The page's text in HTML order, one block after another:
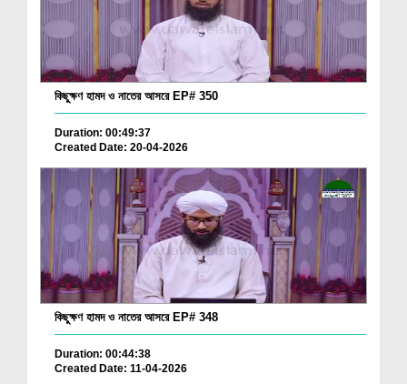
কিছুক্ষণ হামদ ও নাতের আসরে EP# 350
Duration: 00:49:37
Created Date: 20-04-2026
কিছুক্ষণ হামদ ও নাতের আসরে EP# 348
Duration: 00:44:38
Created Date: 11-04-2026